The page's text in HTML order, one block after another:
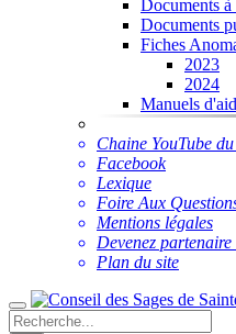
Documents
Documents
Fiches
2023
2024
Manuels
Chaine YouTube
Facebook
Lexique
Foire Aux
Mentions légales
Devenez partenaire
Plan du site